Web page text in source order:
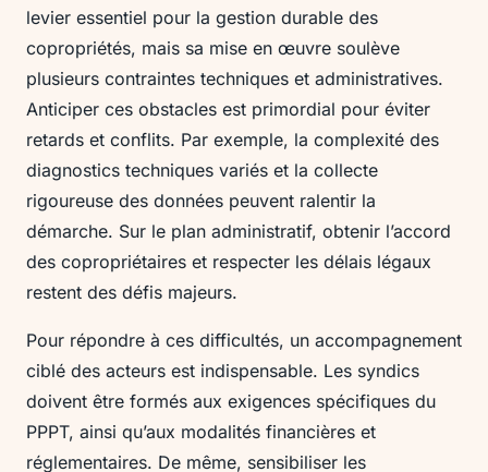
levier essentiel pour la gestion durable des
copropriétés, mais sa mise en œuvre soulève
plusieurs contraintes techniques et administratives.
Anticiper ces obstacles est primordial pour éviter
retards et conflits. Par exemple, la complexité des
diagnostics techniques variés et la collecte
rigoureuse des données peuvent ralentir la
démarche. Sur le plan administratif, obtenir l’accord
des copropriétaires et respecter les délais légaux
restent des défis majeurs.
Pour répondre à ces difficultés, un accompagnement
ciblé des acteurs est indispensable. Les syndics
doivent être formés aux exigences spécifiques du
PPPT, ainsi qu’aux modalités financières et
réglementaires. De même, sensibiliser les